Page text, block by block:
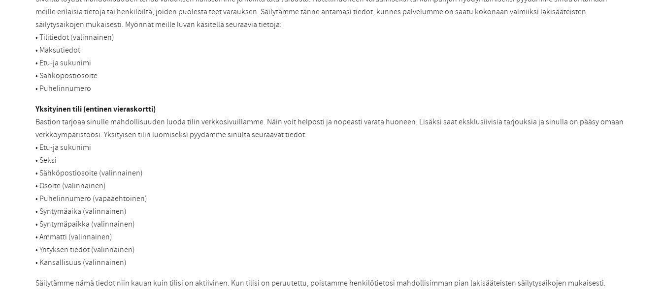
meille erilaisia tietoja tai henkilöiltä, joiden puolesta teet varauksen. Säilytämme tänne antamasi tiedot, kunnes palvelumme on saatu kokonaan valmiiksi lakisääteisten
säilytysaikojen mukaisesti. Myönnät meille luvan käsitellä seuraavia tietoja:
• Tilitiedot (valinnainen)
• Maksutiedot
• Etu-ja sukunimi
• Sähköpostiosoite
• Puhelinnumero
Yksityinen tili (entinen vieraskortti)
Bastion tarjoaa sinulle mahdollisuuden luoda tilin verkkosivuillamme. Näin voit helposti ja nopeasti varata huoneen. Lisäksi saat eksklusiivisia tarjouksia ja sinulla on pääsy omaan
verkkoympäristöösi. Yksityisen tilin luomiseksi pyydämme sinulta seuraavat tiedot:
• Etu-ja sukunimi
• Seksi
• Sähköpostiosoite (valinnainen)
• Osoite (valinnainen)
• Puhelinnumero (vapaaehtoinen)
• Syntymäaika (valinnainen)
• Syntymäpaikka (valinnainen)
• Ammatti (valinnainen)
• Yrityksen tiedot (valinnainen)
• Kansallisuus (valinnainen)
Säilytämme nämä tiedot niin kauan kuin tilisi on aktiivinen. Kun tilisi on peruutettu, poistamme henkilötietosi mahdollisimman pian lakisääteisten säilytysaikojen mukaisesti.